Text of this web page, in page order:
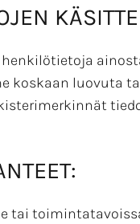
koskaan luovuta
tai